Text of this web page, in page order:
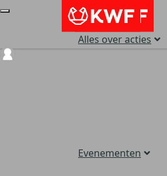
Alles over acties
Evenementen